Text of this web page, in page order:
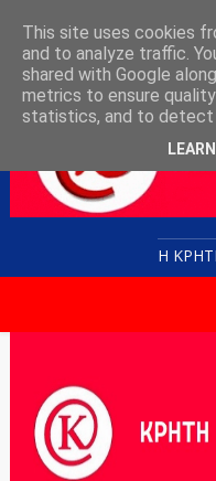
Η
This site uses cookies
and to analyze traffic.
shared with Google
metrics to ensure
statistics, and to detect